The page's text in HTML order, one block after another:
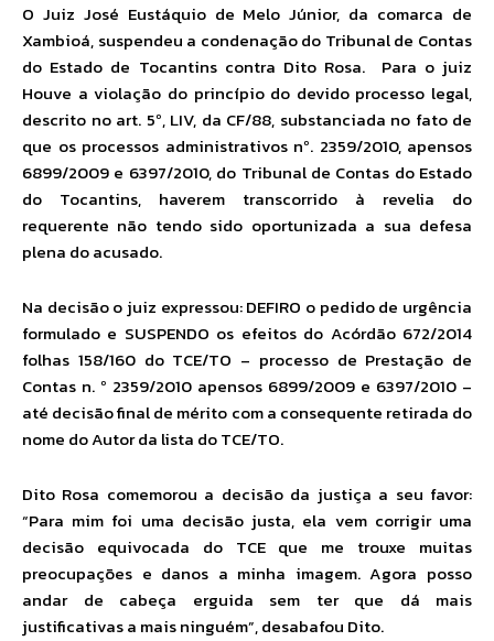
O Juiz José Eustáquio de Melo Júnior, da comarca de
Xambioá, suspendeu a condenação do Tribunal de Contas
do Estado de Tocantins contra Dito Rosa. Para o juiz
Houve a violação do princípio do devido processo legal,
descrito no art. 5º, LIV, da CF/88, substanciada no fato de
que os processos administrativos nº. 2359/2010, apensos
6899/2009 e 6397/2010, do Tribunal de Contas do Estado
do Tocantins, haverem transcorrido à revelia do
requerente não tendo sido oportunizada a sua defesa
plena do acusado.
Na decisão o juiz expressou: DEFIRO o pedido de urgência
formulado e SUSPENDO os efeitos do Acórdão 672/2014
folhas 158/160 do TCE/TO – processo de Prestação de
Contas n. º 2359/2010 apensos 6899/2009 e 6397/2010 –
até decisão final de mérito com a consequente retirada do
nome do Autor da lista do TCE/TO.
Dito Rosa comemorou a decisão da justiça a seu favor:
“Para mim foi uma decisão justa, ela vem corrigir uma
decisão equivocada do TCE que me trouxe muitas
preocupações e danos a minha imagem. Agora posso
andar de cabeça erguida sem ter que dá mais
justificativas a mais ninguém”, desabafou Dito.